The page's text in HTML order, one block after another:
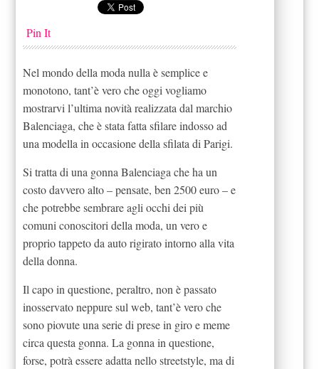
Pin It
Nel mondo della moda nulla è semplice e
monotono, tant’è vero che oggi vogliamo
mostrarvi l’ultima novità realizzata dal marchio
Balenciaga, che è stata fatta sfilare indosso ad
una modella in occasione della sfilata di Parigi.
Si tratta di una gonna Balenciaga che ha un
costo davvero alto – pensate, ben 2500 euro – e
che potrebbe sembrare agli occhi dei più
comuni conoscitori della moda, un vero e
proprio tappeto da auto rigirato intorno alla vita
della donna.
Il capo in questione, peraltro, non è passato
inosservato neppure sul web, tant’è vero che
sono piovute una serie di prese in giro e meme
circa questa gonna. La gonna in questione,
forse, potrà essere adatta nello streetstyle, ma di